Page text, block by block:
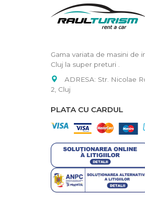
Gama variata de masini de
Cluj la super preturi .
ADRESA: Str. Nicolae
2, Cluj
PLATA CU CARDUL